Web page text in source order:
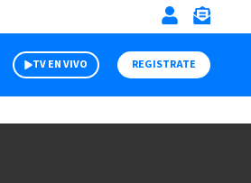
TV EN VIVO REGISTRATE